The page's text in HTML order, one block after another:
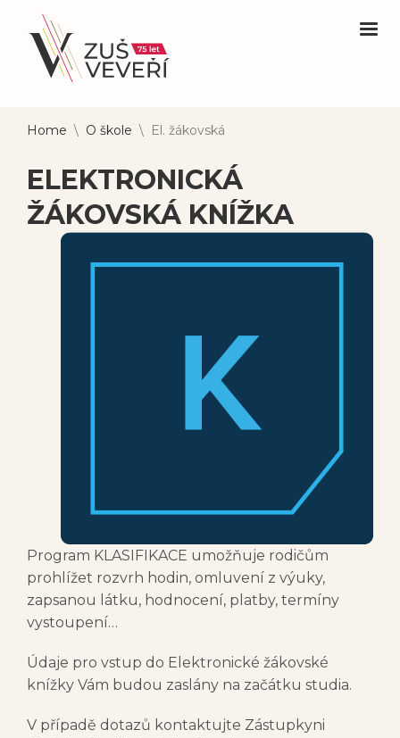
Home \ O škole \ El. žákovská
ELEKTRONICKÁ
ŽÁKOVSKÁ KNÍŽKA
Program KLASIFIKACE umožňuje rodičům
prohlížet rozvrh hodin, omluvení z výuky,
zapsanou látku, hodnocení, platby, termíny
vystoupení…
Údaje pro vstup do Elektronické žákovské
knížky Vám budou zaslány na začátku studia.
V případě dotazů kontaktujte Zástupkyni